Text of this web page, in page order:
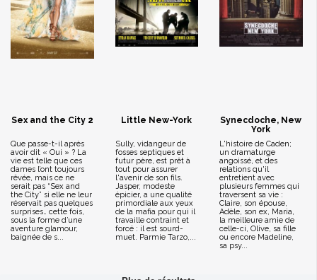
Sex and the City 2
Que passe-t-il après
avoir dit « Oui » ? La
vie est telle que ces
dames l’ont toujours
rêvée, mais ce ne
serait pas “Sex and
the City” si elle ne leur
réservait pas quelques
surprises… cette fois,
sous la forme d’une
aventure glamour,
baignée de s...
Little New-York
Sully, vidangeur de
fosses septiques et
futur père, est prêt à
tout pour assurer
l'avenir de son fils.
Jasper, modeste
épicier, a une qualité
primordiale aux yeux
de la mafia pour qui il
travaille contraint et
forcé : il est sourd-
muet. Parmie Tarzo,...
Synecdoche, New
York
L'histoire de Caden;
un dramaturge
angoissé, et des
relations qu'il
entretient avec
plusieurs femmes qui
traversent sa vie :
Claire, son épouse,
Adèle, son ex, Maria,
la meilleure amie de
celle-ci, Olive, sa fille
ou encore Madeline,
sa psy...